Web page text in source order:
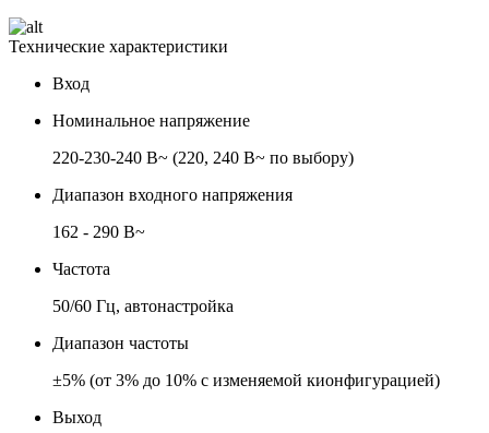
Технические характеристики
Вход
Номинальное напряжение
220-230-240 В~ (220, 240 В~ по выбору)
Диапазон входного напряжения
162 - 290 В~
Частота
50/60 Гц, автонастройка
Диапазон частоты
±5% (от 3% до 10% с изменяемой кионфигурацией)
Выход